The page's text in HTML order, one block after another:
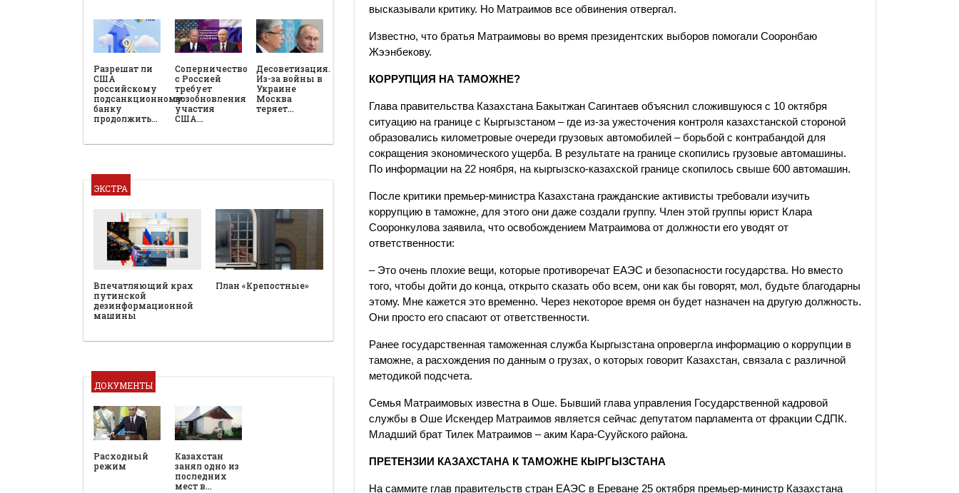
Разрешат ли
США
российскому
подсанкционному
банку
продолжить…
Соперничество
с Россией
требует
возобновления
участия
США…
Десоветизация.
Из-за войны в
Украине
Москва
теряет…
ЭКСТРА
Впечатляющий крах
путинской
дезинформационной
машины
План «Крепостные»
ДОКУМЕНТЫ
Расходный
режим
Казахстан
занял одно из
последних
мест в…
высказывали критику. Но Матраимов все обвинения отвергал.
Известно, что братья Матраимовы во время президентских выборов помогали Сооронбаю
Жээнбекову.
КОРРУПЦИЯ НА ТАМОЖНЕ?
Глава правительства Казахстана Бакытжан Сагинтаев объяснил сложившуюся с 10 октября
ситуацию на границе с Кыргызстаном –​ где из-за ужесточения контроля казахстанской стороной
образовались километровые очереди грузовых автомобилей –​ борьбой с контрабандой для
сокращения экономического ущерба. В результате на границе скопились грузовые автомашины.
По информации на 22 ноября, на кыргызско-казахской границе скопилось свыше 600 автомашин.
После критики премьер-министра Казахстана гражданские активисты требовали изучить
коррупцию в таможне, для этого они даже создали группу. Член этой группы юрист Клара
Сооронкулова заявила, что освобождением Матраимова от должности его уводят от
ответственности:
– Это очень плохие вещи, которые противоречат ЕАЭС и безопасности государства. Но вместо
того, чтобы дойти до конца, открыто сказать обо всем, они как бы говорят, мол, будьте благодарны
этому. Мне кажется это временно. Через некоторое время он будет назначен на другую должность.
Они просто его спасают от ответственности.
Ранее государственная таможенная служба Кыргызстана опровергла информацию о коррупции в
таможне, а расхождения по данным о грузах, о которых говорит Казахстан, связала с различной
методикой подсчета.
Семья Матраимовых известна в Оше. Бывший глава управления Государственной кадровой
службы в Оше Искендер Матраимов является сейчас депутатом парламента от фракции СДПК.
Младший брат Тилек Матраимов – аким Кара-Сууйского района.
ПРЕТЕНЗИИ КАЗАХСТАНА К ТАМОЖНЕ КЫРГЫЗСТАНА
На саммите глав правительств стран ЕАЭС в Ереване 25 октября премьер-министр Казахстана